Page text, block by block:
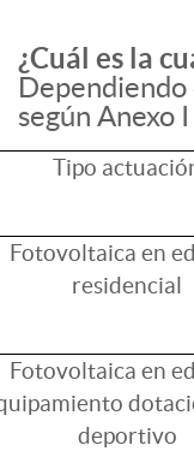
¿Cuál es la
según Anexo
Tipo
Fotovoltaica en
residencial
Fotovoltaica en
deportivo